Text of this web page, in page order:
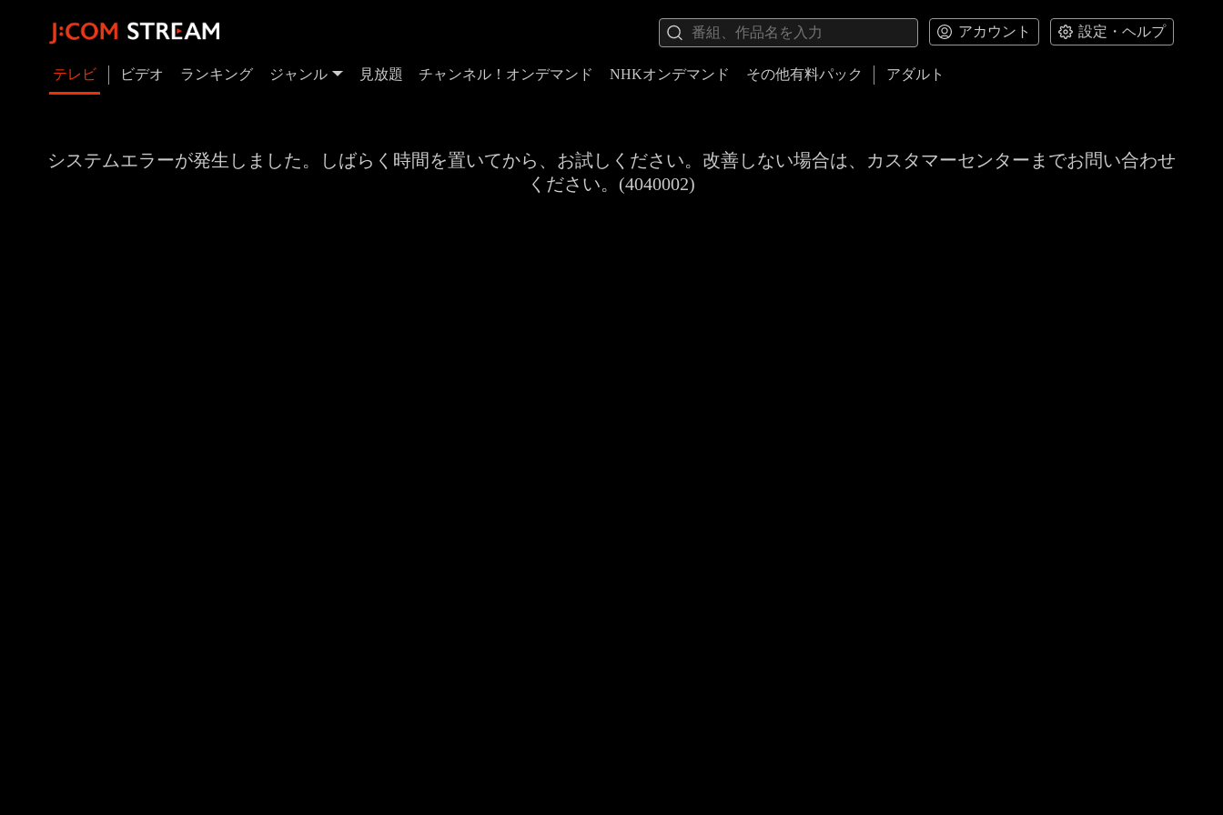
アカウント 設定・ヘルプ
テレビ ビデオ ランキング ジャンル 見放題 チャンネル！オンデマンド NHKオンデマンド その他有料パック アダルト
システムエラーが発生しました。しばらく時間を置いてから、お試しください。改善しない場合は、カスタマーセンターまでお問い合わせ
ください。(4040002)